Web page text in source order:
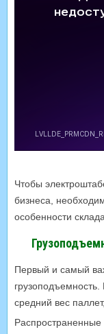
Чтобы
бизнеса,
особенности склада.
Первый и самый
средний вес
Распространенные